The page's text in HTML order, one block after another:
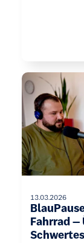
13.03.2026
Fahrrad –